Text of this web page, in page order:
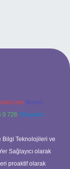
Teams:
0 726 Telegram:
Bilgi Teknolojileri ve
Sağlayıcı olarak
proaktif olarak